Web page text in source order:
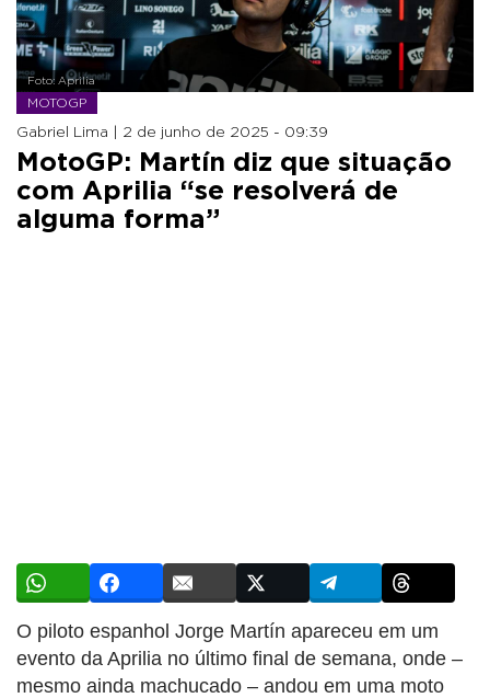
Foto: Aprilia
MOTOGP
Gabriel Lima | 2 de junho de 2025 - 09:39
MotoGP: Martín diz que situação
com Aprilia “se resolverá de
alguma forma”
O piloto espanhol Jorge Martín apareceu em um
evento da Aprilia no último final de semana, onde –
mesmo ainda machucado – andou em uma moto